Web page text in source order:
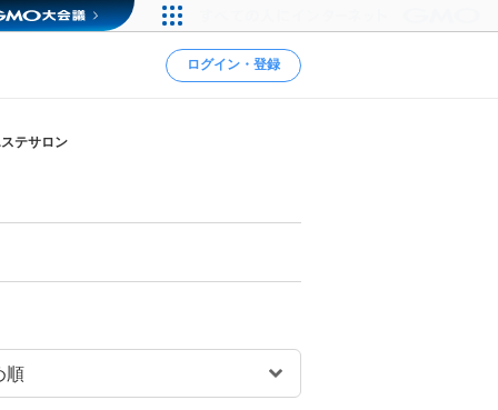
ログイン・登録
テサロン